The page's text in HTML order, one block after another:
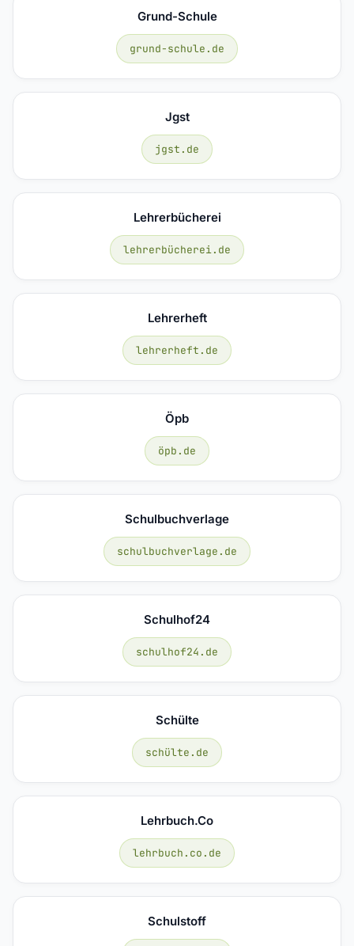
Grund-Schule
grund-schule.de
Jgst
jgst.de
Lehrerbücherei
lehrerbücherei.de
Lehrerheft
lehrerheft.de
Öpb
öpb.de
Schulbuchverlage
schulbuchverlage.de
Schulhof24
schulhof24.de
Schülte
schülte.de
Lehrbuch.co
lehrbuch.co.de
Schulstoff